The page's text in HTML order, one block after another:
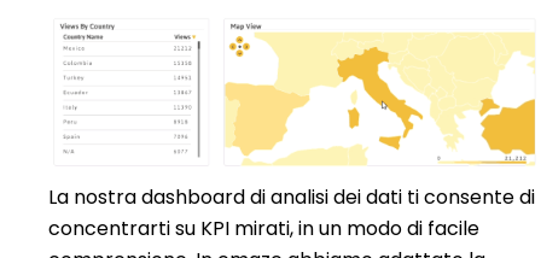
La nostra dashboard di analisi dei dati ti consente di
concentrarti su KPI mirati, in un modo di facile